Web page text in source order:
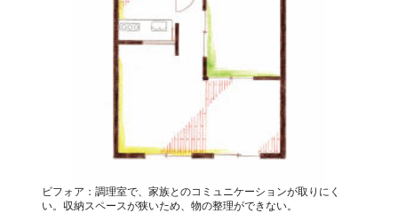
ビフォア：調理室で、家族とのコミュニケーションが取りにく
い。収納スペースが狭いため、物の整理ができない。